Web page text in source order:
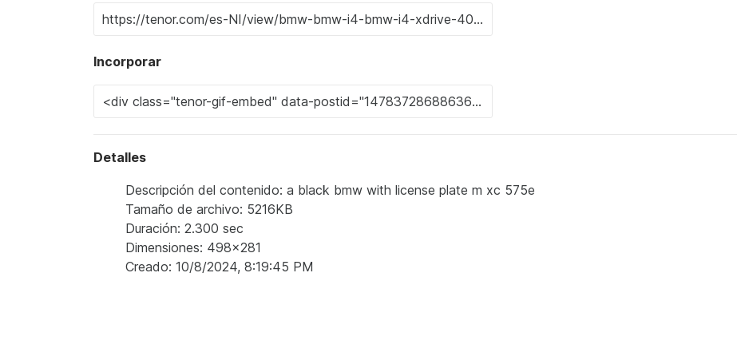
Incorporar
Detalles
Descripción del contenido: a black bmw with license plate m xc 575e
Tamaño de archivo: 5216KB
Duración: 2.300 sec
Dimensiones: 498x281
Creado: 10/8/2024, 8:19:45 PM